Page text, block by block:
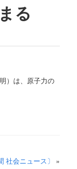
る
）は、原子力の
会ニュース〕
»